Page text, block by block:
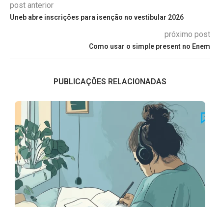
post anterior
Uneb abre inscrições para isenção no vestibular 2026
próximo post
Como usar o simple present no Enem
PUBLICAÇÕES RELACIONADAS